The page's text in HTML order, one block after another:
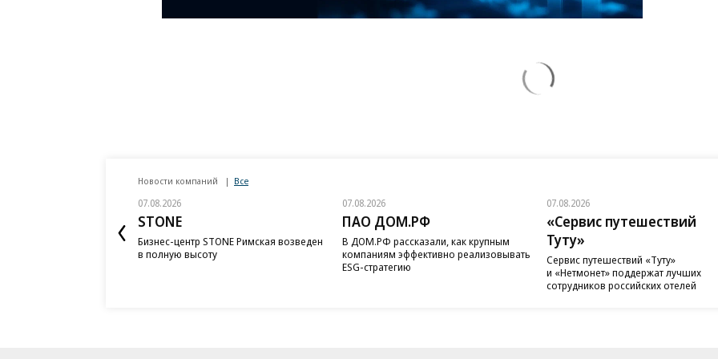
Новости компаний Все
07.08.2026
STONE
Бизнес-центр STONE Римская возведен
в полную высоту
07.08.2026
ПАО ДОМ.РФ
В ДОМ.РФ рассказали, как крупным
компаниям эффективно реализовывать
ESG-стратегию
07.08.2026
«Сервис путешествий
Туту»
Сервис путешествий «Туту»
и «Нетмонет» поддержат лучших
сотрудников российских отелей